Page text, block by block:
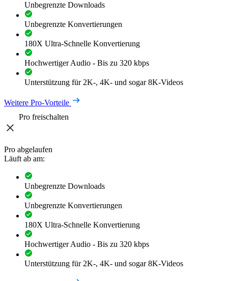
Unbegrenzte Downloads
Unbegrenzte Konvertierungen
180X Ultra-Schnelle Konvertierung
Hochwertiger Audio - Bis zu 320 kbps
Unterstützung für 2K-, 4K- und sogar 8K-Videos
Weitere Pro-Vorteile
Pro freischalten
Pro abgelaufen
Läuft ab am:
Unbegrenzte Downloads
Unbegrenzte Konvertierungen
180X Ultra-Schnelle Konvertierung
Hochwertiger Audio - Bis zu 320 kbps
Unterstützung für 2K-, 4K- und sogar 8K-Videos